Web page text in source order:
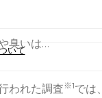
いて
臭いは…
われた調査※1では